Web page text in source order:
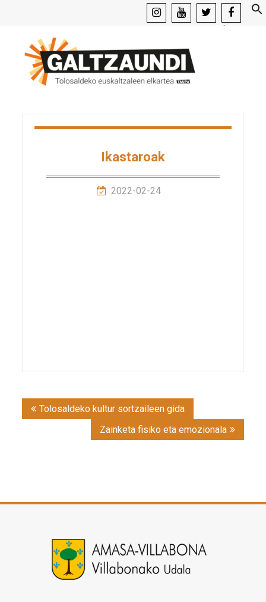
facebook
Ikastaroak
2022-02-24
Post
navigation
Tolosaldeko kultur sortzaileen gida
Zainketa fisiko eta emozionala